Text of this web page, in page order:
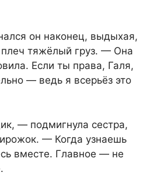
он наконец, выдыхая,
плеч тяжёлый груз. — Она
Если ты права, Галя,
— ведь я всерьёз это
— подмигнула сестра,
— Когда узнаешь
вместе. Главное — не